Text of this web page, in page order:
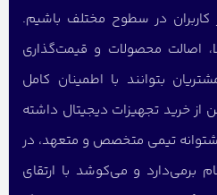
کاربران در سطوح مختلف باشیم.
اصالت محصولات و قیمت‌گذاری
بتوانند با اطمینان کامل
از خرید تجهیزات دیجیتال داشته
تیمی متخصص و متعهد، در
برمی‌دارد و می‌کوشد با ارتقای